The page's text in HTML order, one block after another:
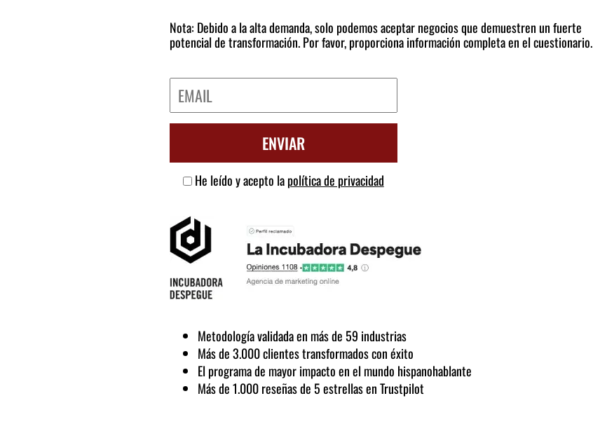
Nota: Debido a la alta demanda, solo podemos aceptar negocios que demuestren un fuerte
potencial de transformación. Por favor, proporciona información completa en el cuestionario.
He leído y acepto lapolítica de privacidad
Metodología validada en más de 59 industrias
Más de 3.000 clientes transformados con éxito
El programa de mayor impacto en el mundo hispanohablante
Más de 1.000 reseñas de 5 estrellas en Trustpilot